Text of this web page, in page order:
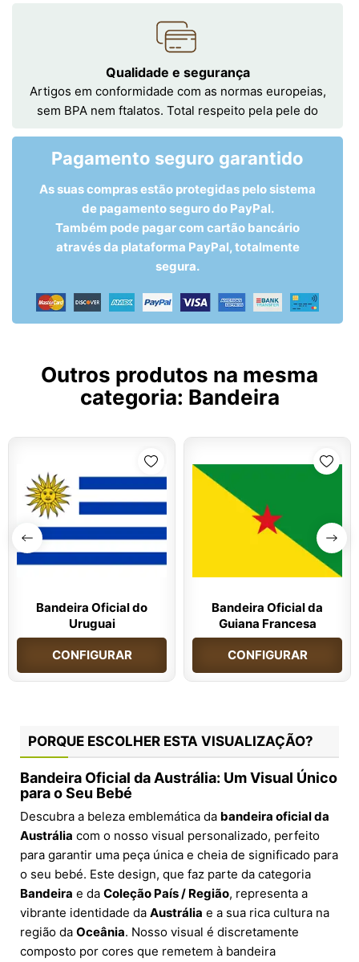
Qualidade e segurança
Artigos em conformidade com as normas europeias,
sem BPA nem ftalatos. Total respeito pela pele do
Pagamento seguro garantido
As suas compras estão protegidas pelo sistema
de pagamento seguro do PayPal.
Também pode pagar com cartão bancário
através da plataforma PayPal, totalmente
segura.
Outros produtos na mesma
categoria: Bandeira
Bandeira Oficial do
Uruguai
CONFIGURAR
Bandeira Oficial da
Guiana Francesa
CONFIGURAR
PORQUE ESCOLHER ESTA VISUALIZAÇÃO?
Bandeira Oficial da Austrália: Um Visual Único
para o Seu Bebé
Descubra a beleza emblemática da bandeira oficial da
Austrália com o nosso visual personalizado, perfeito
para garantir uma peça única e cheia de significado para
o seu bebé. Este design, que faz parte da categoria
Bandeira e da Coleção País / Região, representa a
vibrante identidade da Austrália e a sua rica cultura na
região da Oceânia. Nosso visual é discretamente
composto por cores que remetem à bandeira